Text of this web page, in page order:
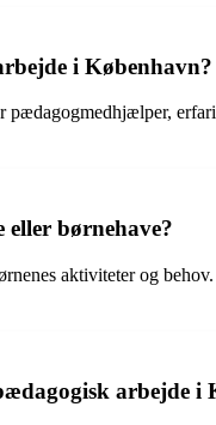
i København?
børnehave?
aktiviteter og
arbejde i